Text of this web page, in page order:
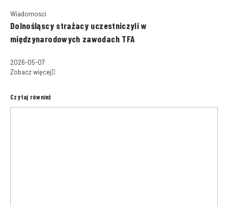
Wiadomości
Dolnośląscy strażacy uczestniczyli w
międzynarodowych zawodach TFA
2026-05-07
Zobacz więcej
Czytaj również